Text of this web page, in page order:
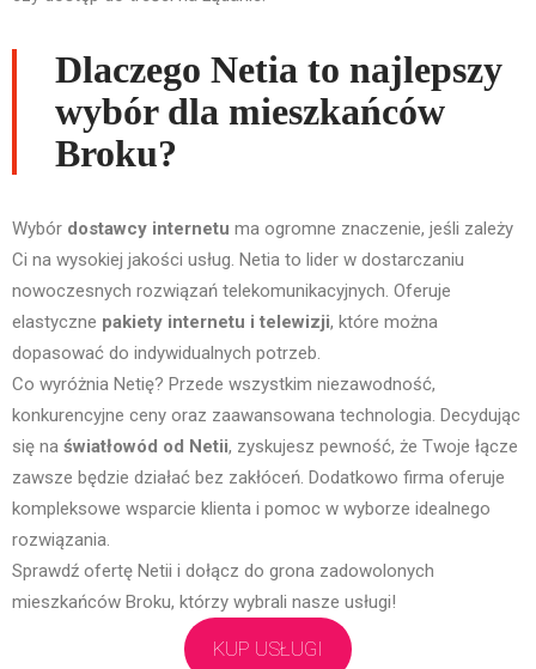
Dlaczego Netia to najlepszy
wybór dla mieszkańców
Broku?
Wybór dostawcy internetu ma ogromne znaczenie, jeśli zależy
Ci na wysokiej jakości usług. Netia to lider w dostarczaniu
nowoczesnych rozwiązań telekomunikacyjnych. Oferuje
elastyczne pakiety internetu i telewizji, które można
dopasować do indywidualnych potrzeb.
Co wyróżnia Netię? Przede wszystkim niezawodność,
konkurencyjne ceny oraz zaawansowana technologia. Decydując
się na światłowód od Netii, zyskujesz pewność, że Twoje łącze
zawsze będzie działać bez zakłóceń. Dodatkowo firma oferuje
kompleksowe wsparcie klienta i pomoc w wyborze idealnego
rozwiązania.
Sprawdź ofertę Netii i dołącz do grona zadowolonych
mieszkańców Broku, którzy wybrali nasze usługi!
KUP USŁUGI